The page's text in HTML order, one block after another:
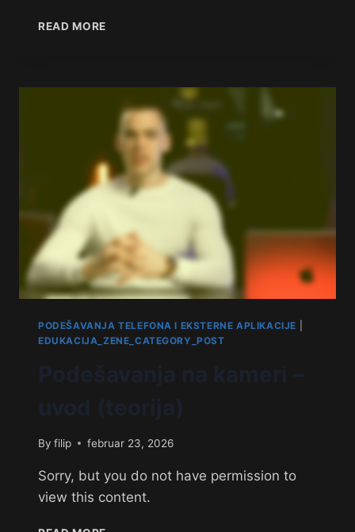
READ MORE
PODEŠAVANJA TELEFONA I EKSTERNE APLIKACIJE
EDUKACIJA_ZENE_CATEGORY_POST
By filip februar 23, 2026
Sorry, but you do not have permission to
view this content.